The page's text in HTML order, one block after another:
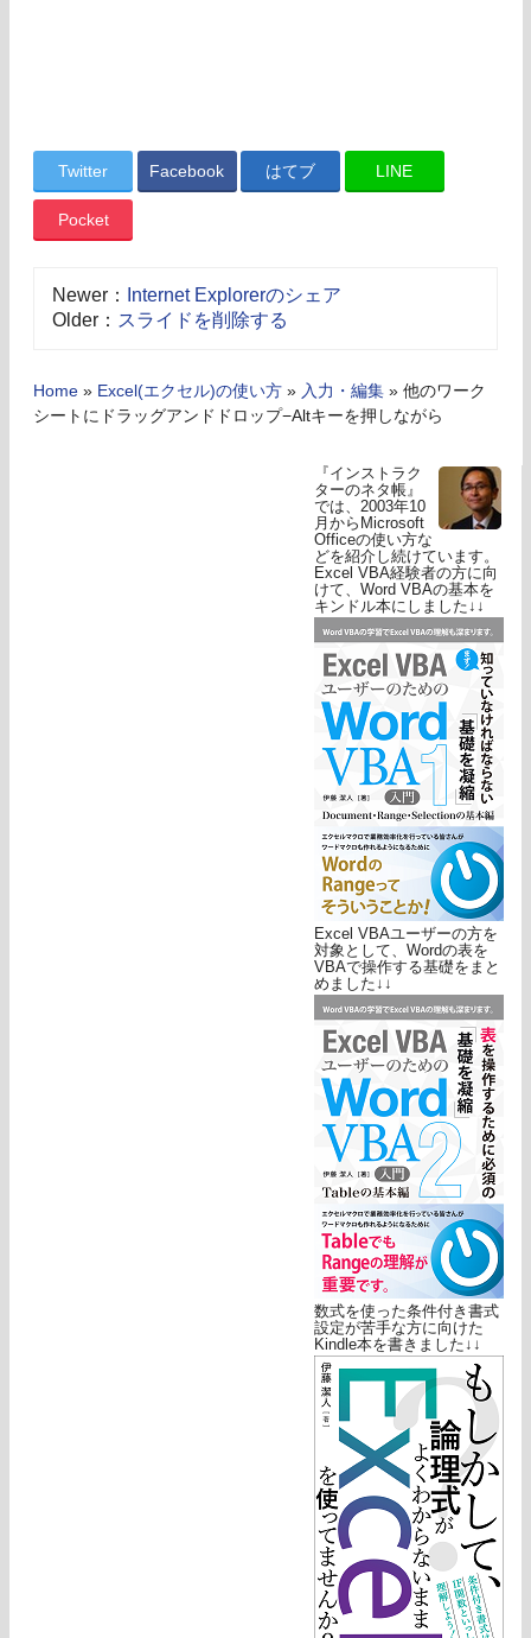
Twitter Facebook はてブ LINE
Pocket
Newer：
Internet Explorerのシェア
Older： スライドを削除する
Home » Excel(エクセル)の使い方 » 入力・編集 » 他のワーク
シートにドラッグアンドドロップ−Altキーを押しながら
『インストラク
ターのネタ帳』
では、2003年10
月からMicrosoft
Officeの使い方な
どを紹介し続けています。
Excel VBA経験者の方に向
けて、Word VBAの基本を
キンドル本にしました↓↓
Excel VBAユーザーの方を
対象として、Wordの表を
VBAで操作する基礎をまと
めました↓↓
数式を使った条件付き書式
設定が苦手な方に向けた
Kindle本を書きました↓↓